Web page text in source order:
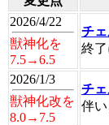
2026/4/22
獣神化を
7.5→6.5
チェ
終
2026/1/3
獣神化改を
8.0→7.5
チェ
伴い